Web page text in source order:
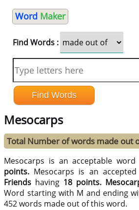
Word Maker
Find Words :
Mesocarps
Total Number of words made out
Mesocarps is an acceptable word
points. Mesocarps is an
Friends having 18 points.
Word starting with M and ending
452 words made out of this word.